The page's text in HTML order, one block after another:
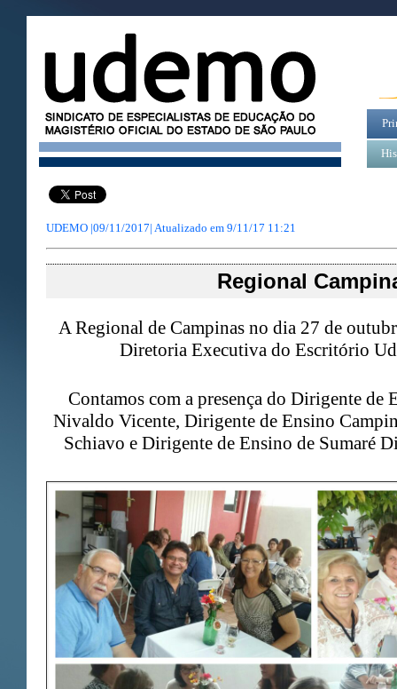
UDEMO |09/11/2017| Atualizado em 9/11/17 11:21
Regional
A Regional de Campinas no dia 27 de
Diretoria Executiva do Escritório
Contamos com a presença do Dirigente de
Nivaldo Vicente, Dirigente de Ensino
Schiavo e Dirigente de Ensino de Sumaré